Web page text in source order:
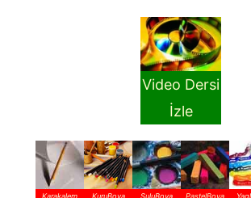
Video Dersi
İzle
Karakalem KuruBoya SuluBoya PastelBoya